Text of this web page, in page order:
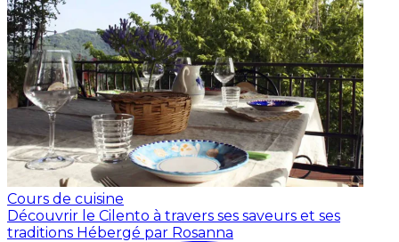
Cours de cuisine
Découvrir le Cilento à travers ses saveurs et ses
traditions Hébergé par Rosanna